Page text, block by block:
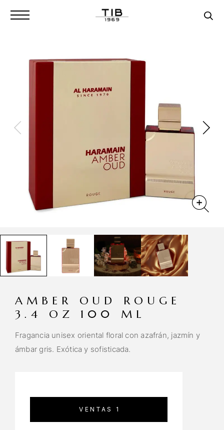
AMBER OUD ROUGE
3.4 OZ 100 ML
Fragancia unisex oriental floral con azafrán, jazmín y
ámbar gris. Exótica y sofisticada.
VENTAS 1